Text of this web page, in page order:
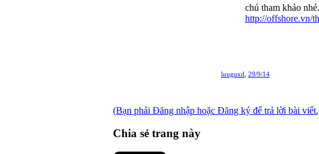
chú tham khảo nhé.
http://offshore.vn/
luuguxd 29/9/14
(Bạn phải Đăng nhập hoặc Đăng ký để trả lời bài
Chia sẻ trang này